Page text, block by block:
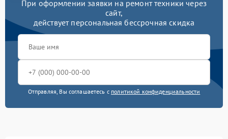
При оформлении заявки на ремонт техники через
сайт,
действует персональная бессрочная скидка
Отправляя, Вы соглашаетесь с политикой конфиденциальности